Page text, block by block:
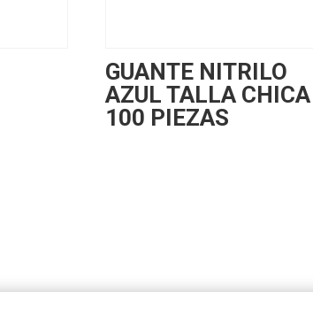
GUANTE NITRILO
AZUL TALLA CHICA
100 PIEZAS